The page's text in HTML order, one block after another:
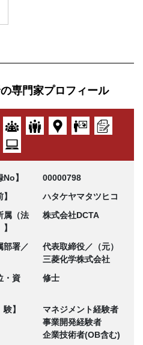
専門家プロフィール
No】
00000798
ハタケヤマタツヒコ
属（法
株式会社DCTA
部署／
代表取締役／（元）
三菱化学株式会社
・資
修士
】
マネジメント経験者
事業開発経験者
企業技術者(OB含む)